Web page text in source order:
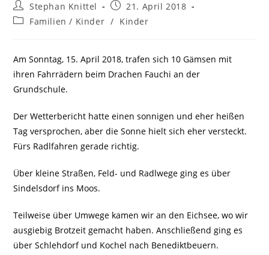
Stephan Knittel
21. April 2018
Familien / Kinder / Kinder
Am Sonntag, 15. April 2018, trafen sich 10 Gämsen mit
ihren Fahrrädern beim Drachen Fauchi an der
Grundschule.
Der Wetterbericht hatte einen sonnigen und eher heißen
Tag versprochen, aber die Sonne hielt sich eher versteckt.
Fürs Radlfahren gerade richtig.
Über kleine Straßen, Feld- und Radlwege ging es über
Sindelsdorf ins Moos.
Teilweise über Umwege kamen wir an den Eichsee, wo wir
ausgiebig Brotzeit gemacht haben. Anschließend ging es
über Schlehdorf und Kochel nach Benediktbeuern.